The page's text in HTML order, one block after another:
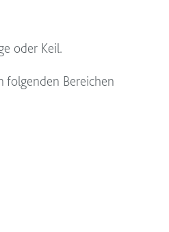
oder Keil.
folgenden Bereichen